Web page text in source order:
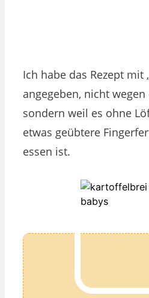
Ich habe das Rezept mit
angegeben, nicht
sondern weil es ohne
etwas geübtere
essen ist.